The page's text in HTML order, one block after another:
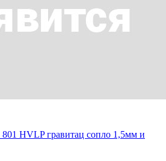
HVLP гравитац сопло 1,5мм и